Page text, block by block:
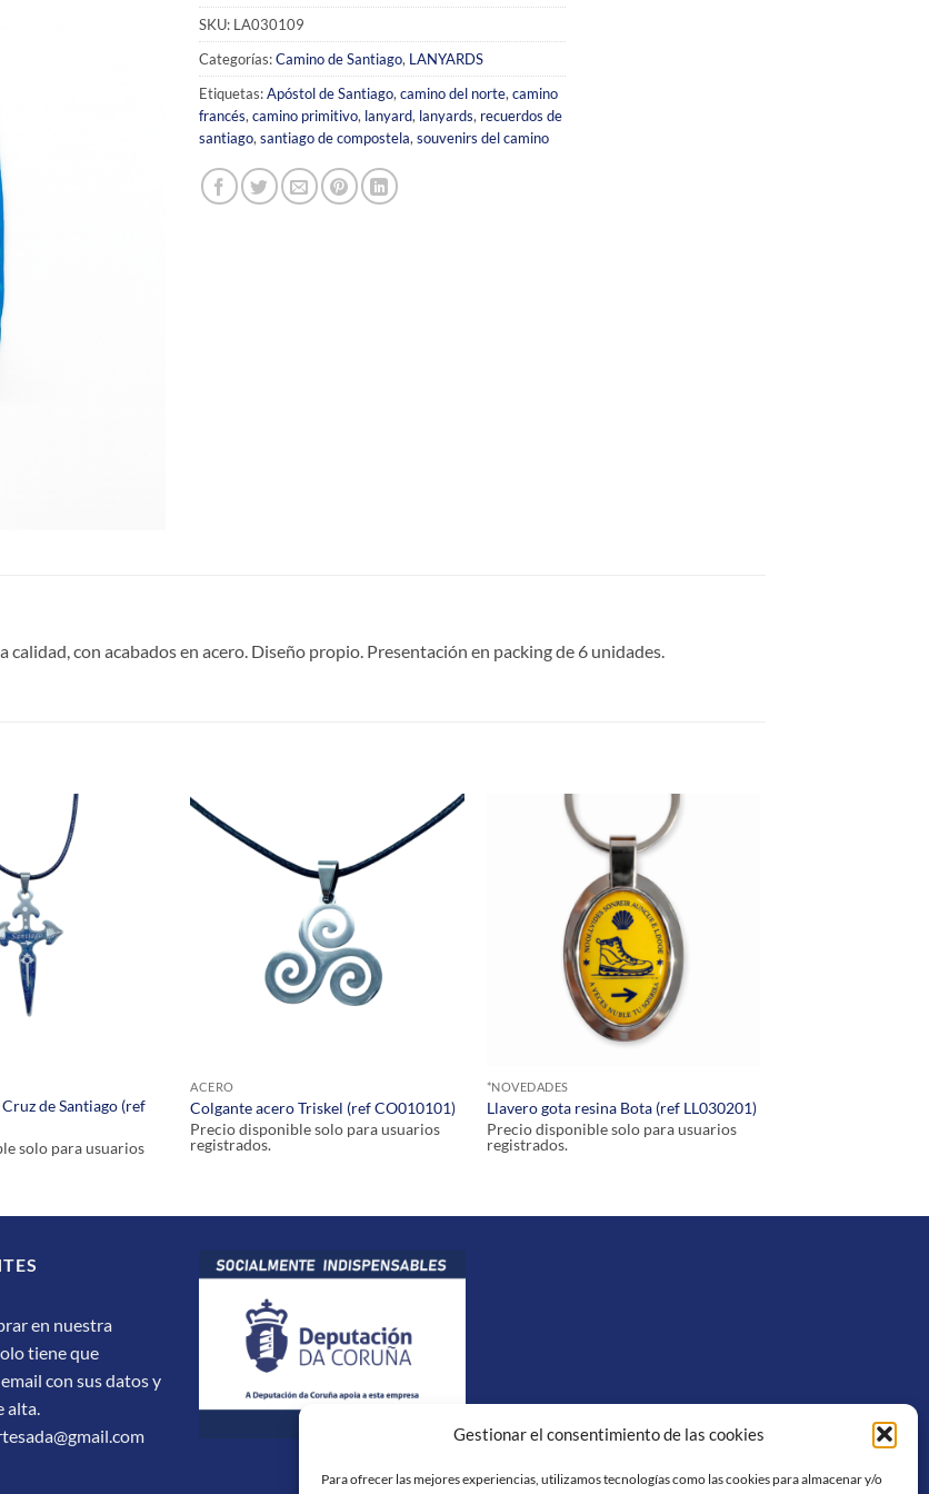
Gestionar el consentimiento de las cookies
Para ofrecer las mejores experiencias, utilizamos tecnologías como las cookies para almacenar y/o
SKU: LA030109
Categorías:Camino de Santiago, LANYARDS
Etiquetas:Apóstol de Santiago, camino del norte, camino
francés, camino primitivo, lanyard, lanyards, recuerdos de
santiago, santiago de compostela, souvenirs del camino
con acabados en acero. Diseño propio. Presentación en packing de 6 unidades.
de Santiago (ref
solo para usuarios
ACERO
Colgante acero Triskel (ref CO010101)
Precio disponible solo para usuarios
registrados.
*NOVEDADES
Llavero gota resina Bota (ref LL030201)
Precio disponible solo para usuarios
registrados.
en nuestra
tiene que
con sus datos y
alta.